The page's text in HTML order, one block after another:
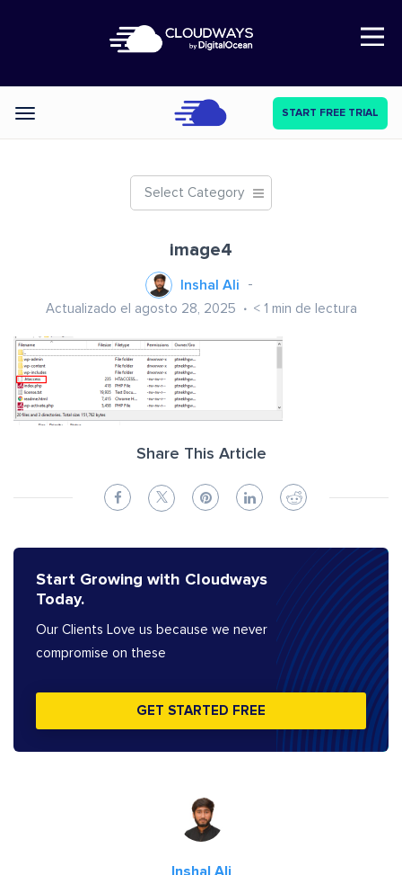
Open Nav
Categories START FREE TRIAL
Select Category
image4
Inshal Ali
Actualizado el agosto 28, 2025 < 1 min de lectura
Share This Article
Start Growing with Cloudways
Today.
Our Clients Love us because we never
compromise on these
GET STARTED FREE
Inshal Ali